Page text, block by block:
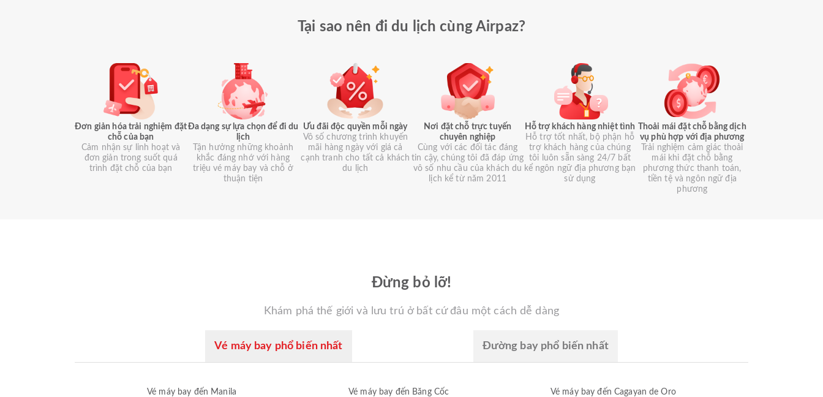
Tại sao nên đi du lịch cùng Airpaz?
Đơn giản hóa trải nghiệm đặt
chỗ của bạn
Cảm nhận sự linh hoạt và
đơn giản trong suốt quá
trình đặt chỗ của bạn
Đa dạng sự lựa chọn để đi du
lịch
Tận hưởng những khoảnh
khắc đáng nhớ với hàng
triệu vé máy bay và chỗ ở
thuận tiện
Ưu đãi độc quyền mỗi ngày
Vô số chương trình khuyến
mãi hàng ngày với giá cả
cạnh tranh cho tất cả khách
du lịch
Nơi đặt chỗ trực tuyến
chuyên nghiệp
Cùng với các đối tác đáng
tin cậy, chúng tôi đã đáp ứng
vô số nhu cầu của khách du
lịch kể từ năm 2011
Hỗ trợ khách hàng nhiệt tình
Hỗ trợ tốt nhất, bộ phận hỗ
trợ khách hàng của chúng
tôi luôn sẵn sàng 24/7 bất
kể ngôn ngữ địa phương bạn
sử dụng
Thoải mái đặt chỗ bằng dịch
vụ phù hợp với địa phương
Trải nghiệm cảm giác thoải
mái khi đặt chỗ bằng
phương thức thanh toán,
tiền tệ và ngôn ngữ địa
phương
Đừng bỏ lỡ!
Khám phá thế giới và lưu trú ở bất cứ đâu một cách dễ dàng
Vé máy bay phổ biến nhất Đường bay phổ biến nhất
Vé máy bay đến Manila Vé máy bay đến Băng Cốc Vé máy bay đến Cagayan de Oro